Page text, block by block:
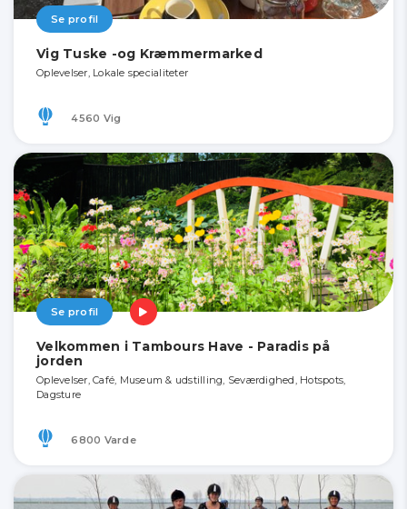
Se profil
Vig Tuske -og Kræmmermarked
Oplevelser, Lokale specialiteter
4560 Vig
Se profil
Velkommen i Tambours Have - Paradis på
jorden
Oplevelser, Café, Museum & udstilling, Seværdighed, Hotspots,
Dagsture
6800 Varde